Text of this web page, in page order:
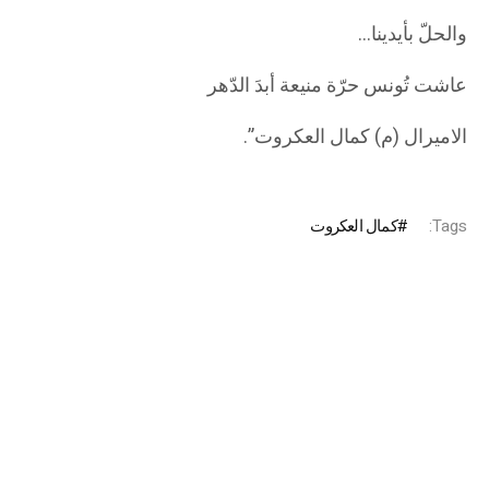
والحلّ بأيدينا…
عاشت تُونس حرّة منيعة أبدَ الدّهر
الاميرال (م) كمال العكروت”.
Tags: كمال العكروت